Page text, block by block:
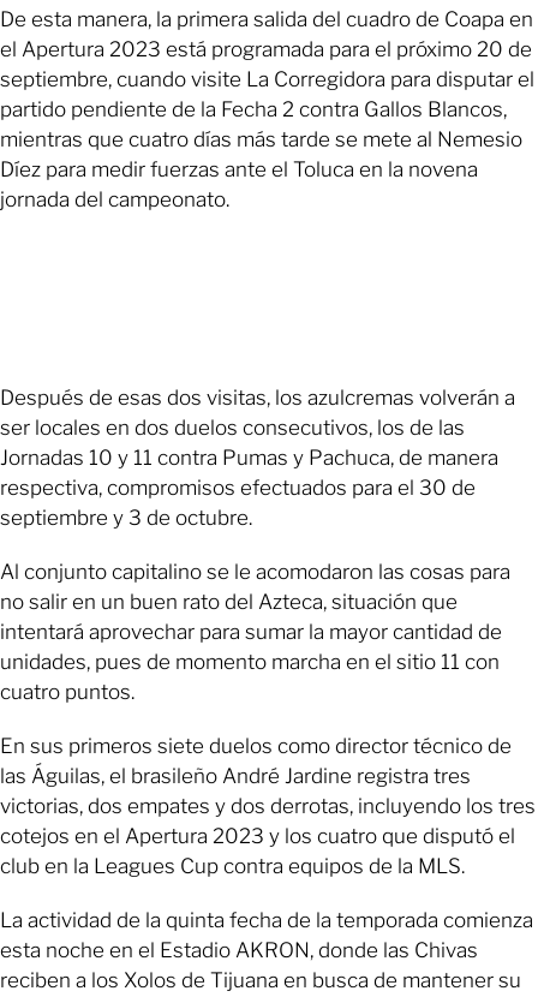
De esta manera, la primera salida del cuadro de Coapa en
el Apertura 2023 está programada para el próximo 20 de
septiembre, cuando visite La Corregidora para disputar el
partido pendiente de la Fecha 2 contra Gallos Blancos,
mientras que cuatro días más tarde se mete al Nemesio
Díez para medir fuerzas ante el Toluca en la novena
jornada del campeonato.
Después de esas dos visitas, los azulcremas volverán a
ser locales en dos duelos consecutivos, los de las
Jornadas 10 y 11 contra Pumas y Pachuca, de manera
respectiva, compromisos efectuados para el 30 de
septiembre y 3 de octubre.
Al conjunto capitalino se le acomodaron las cosas para
no salir en un buen rato del Azteca, situación que
intentará aprovechar para sumar la mayor cantidad de
unidades, pues de momento marcha en el sitio 11 con
cuatro puntos.
En sus primeros siete duelos como director técnico de
las Águilas, el brasileño André Jardine registra tres
victorias, dos empates y dos derrotas, incluyendo los tres
cotejos en el Apertura 2023 y los cuatro que disputó el
club en la Leagues Cup contra equipos de la MLS.
La actividad de la quinta fecha de la temporada comienza
esta noche en el Estadio AKRON, donde las Chivas
reciben a los Xolos de Tijuana en busca de mantener su